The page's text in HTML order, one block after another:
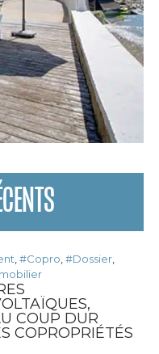
#Copro #Dossier,
COUP DUR
COPROPRIÉTÉS